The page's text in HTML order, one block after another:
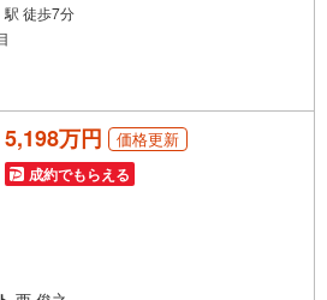
駅 徒歩7分
5,198万円 価格更新
成約でもらえる